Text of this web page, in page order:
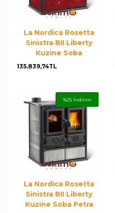
La Nordica Rosetta
Sinistra BII Liberty
Kuzine Soba
135.839,74TL
%25 İndirim
La Nordica Rosetta
Sinistra BII Liberty
Kuzine Soba Petra